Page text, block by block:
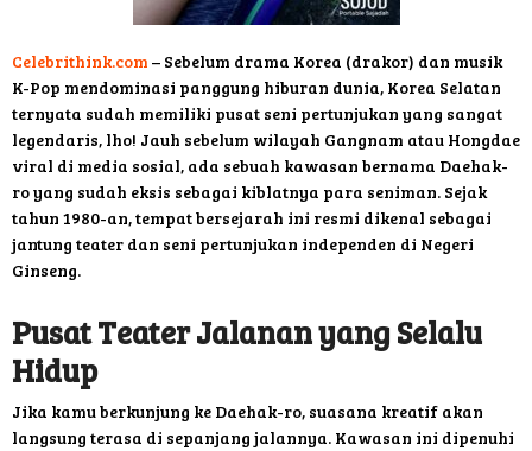
Celebrithink.com – Sebelum drama Korea (drakor) dan musik
K-Pop mendominasi panggung hiburan dunia, Korea Selatan
ternyata sudah memiliki pusat seni pertunjukan yang sangat
legendaris, lho! Jauh sebelum wilayah Gangnam atau Hongdae
viral di media sosial, ada sebuah kawasan bernama Daehak-
ro yang sudah eksis sebagai kiblatnya para seniman. Sejak
tahun 1980-an, tempat bersejarah ini resmi dikenal sebagai
jantung teater dan seni pertunjukan independen di Negeri
Ginseng.
Pusat Teater Jalanan yang Selalu
Hidup
Jika kamu berkunjung ke Daehak-ro, suasana kreatif akan
langsung terasa di sepanjang jalannya. Kawasan ini dipenuhi